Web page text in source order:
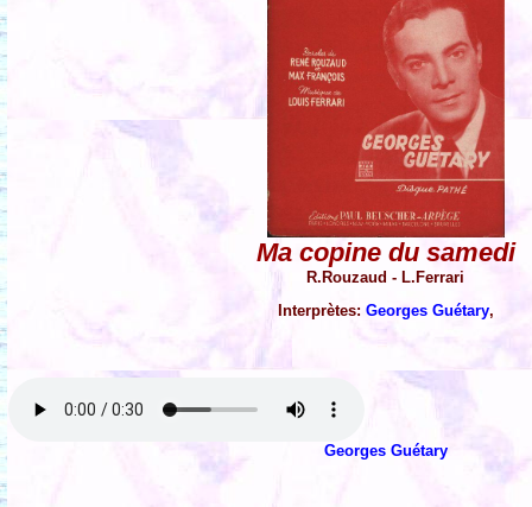
Ma copine du samedi
R.Rouzaud - L.Ferrari
Interprètes: Georges Guétary,
Georges Guétary